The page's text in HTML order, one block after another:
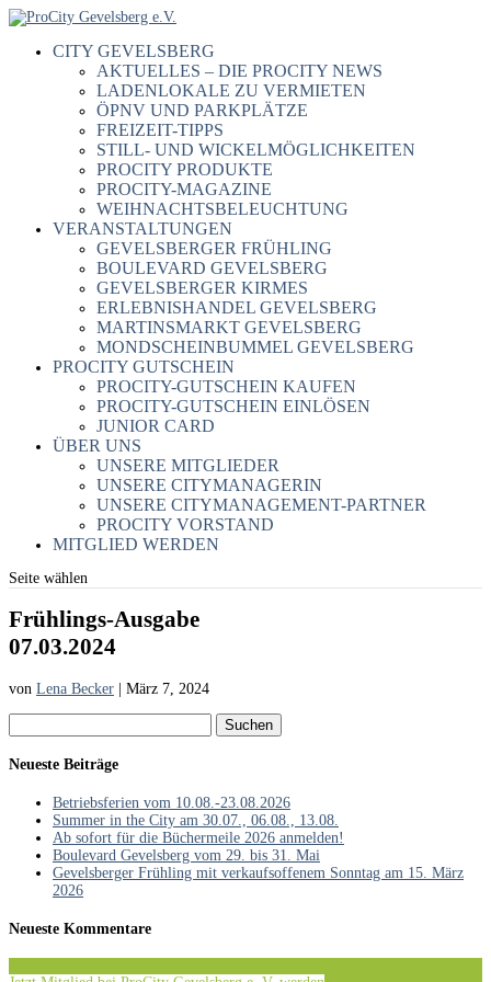
CITY GEVELSBERG
AKTUELLES – DIE PROCITY NEWS
LADENLOKALE ZU VERMIETEN
ÖPNV UND PARKPLÄTZE
FREIZEIT-TIPPS
STILL- UND WICKELMÖGLICHKEITEN
PROCITY PRODUKTE
PROCITY-MAGAZINE
WEIHNACHTSBELEUCHTUNG
VERANSTALTUNGEN
GEVELSBERGER FRÜHLING
BOULEVARD GEVELSBERG
GEVELSBERGER KIRMES
ERLEBNISHANDEL GEVELSBERG
MARTINSMARKT GEVELSBERG
MONDSCHEINBUMMEL GEVELSBERG
PROCITY GUTSCHEIN
PROCITY-GUTSCHEIN KAUFEN
PROCITY-GUTSCHEIN EINLÖSEN
JUNIOR CARD
ÜBER UNS
UNSERE MITGLIEDER
UNSERE CITYMANAGERIN
UNSERE CITYMANAGEMENT-PARTNER
PROCITY VORSTAND
MITGLIED WERDEN
Seite wählen
Frühlings-Ausgabe
07.03.2024
von Lena Becker
März 7, 2024
nach:
Neueste Beiträge
Betriebsferien vom 10.08.-23.08.2026
Summer in the City am 30.07., 06.08., 13.08.
Ab sofort für die Büchermeile 2026 anmelden!
Boulevard Gevelsberg vom 29. bis 31. Mai
Gevelsberger Frühling mit verkaufsoffenem Sonntag am 15. März
2026
Neueste Kommentare